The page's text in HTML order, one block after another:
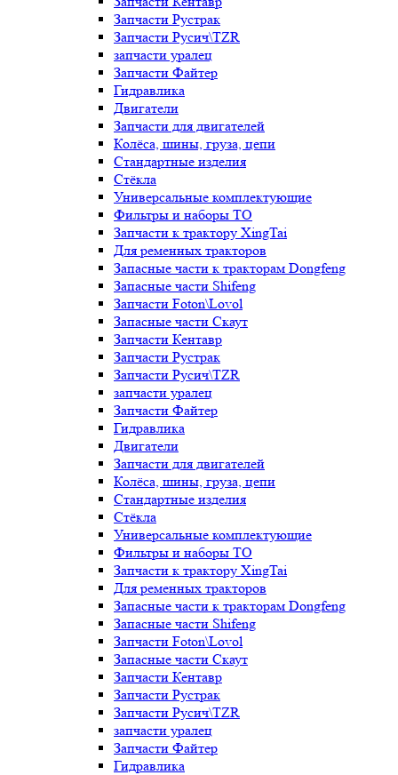
Запчасти Рустрак
Запчасти Русич\TZR
запчасти уралец
Запчасти Файтер
Гидравлика
Двигатели
Запчасти для двигателей
Колёса, шины, груза, цепи
Стандартные изделия
Стёкла
Универсальные комплектующие
Фильтры и наборы ТО
Запчасти к трактору XingTai
Для ременных тракторов
Запасные части к тракторам Dongfeng
Запасные части Shifeng
Запчасти Foton\Lovol
Запасные части Скаут
Запчасти Кентавр
Запчасти Рустрак
Запчасти Русич\TZR
запчасти уралец
Запчасти Файтер
Гидравлика
Двигатели
Запчасти для двигателей
Колёса, шины, груза, цепи
Стандартные изделия
Стёкла
Универсальные комплектующие
Фильтры и наборы ТО
Запчасти к трактору XingTai
Для ременных тракторов
Запасные части к тракторам Dongfeng
Запасные части Shifeng
Запчасти Foton\Lovol
Запасные части Скаут
Запчасти Кентавр
Запчасти Рустрак
Запчасти Русич\TZR
запчасти уралец
Запчасти Файтер
Гидравлика